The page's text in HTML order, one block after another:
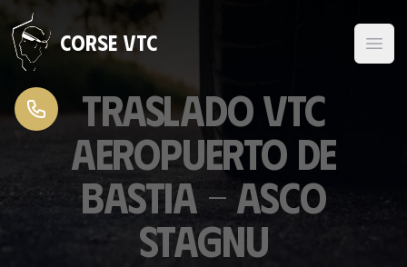
Ir al contenido
Corse VTC
Traslado VTC
Aeropuerto de
Bastia - Asco
Stagnu